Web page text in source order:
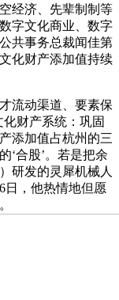
经济、先辈制制等
字文化商业、数字
共事务总裁闻佳第
化财产添加值持续
动渠道、要素保
财产系统：巩固
添加值占杭州的三
‘合股’。若是把余
研发的灵犀机械人
日，他热情地但愿